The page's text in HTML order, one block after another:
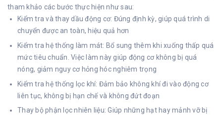
tham khảo các bước thực hiện như sau:
Kiểm tra và thay dầu động cơ: Đúng định kỳ, giúp quá trình di
chuyển được an toàn, hiệu quả hơn
Kiểm tra hệ thống làm mát: Bổ sung thêm khi xuống thấp quá
mức tiêu chuẩn. Việc làm này giúp động cơ không bị quá
nóng, giảm nguy cơ hỏng hóc nghiêm trọng
Kiểm tra hệ thống lọc khí: Đảm bảo không khí đi vào động cơ
liên tục, không bị hạn chế và không đứt đoạn
Thay bộ phận lọc nhiên liệu: Giúp những hạt hay mảnh vỡ bị